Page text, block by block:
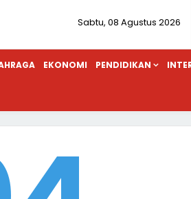
Sabtu, 08 Agustus 2026
EKONOMI PENDIDIKAN